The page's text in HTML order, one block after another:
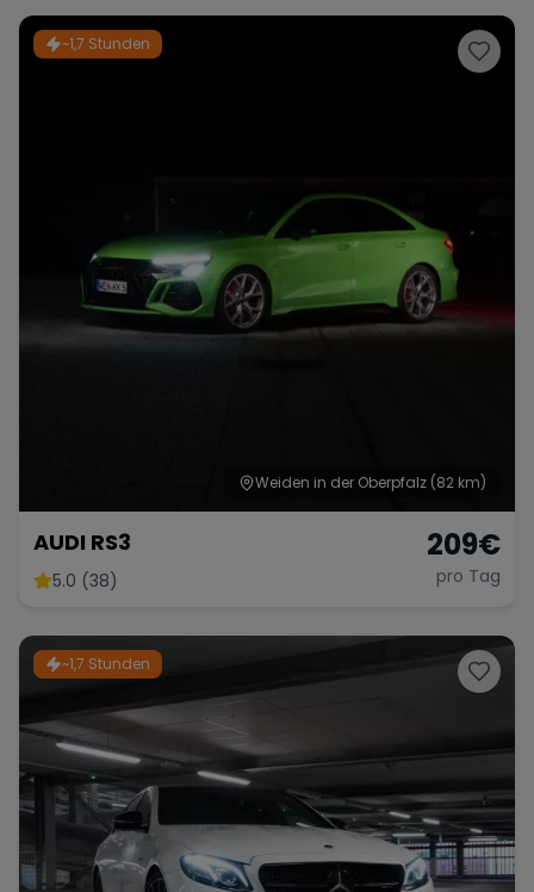
~1,7 Stunden
Weiden in der Oberpfalz (82 km)
AUDI RS3
5.0 (38)
209€
pro Tag
~1,7 Stunden